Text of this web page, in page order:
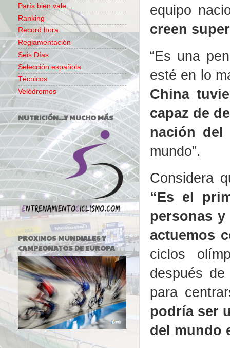
equipo
creen
“Es una
esté en lo
China
capaz de
nación del
mundo”.
Considera
“Es el
personas
actuemos
ciclos
después
para
podría ser
del mundo
París bien vale...
Ranking
Record hora
Reglamentación
Seis Días
Selección española
Técnicos
Velódromos
NUTRICIÓN...Y MUCHO MÁS
PROXIMOS MUNDIALES Y
CAMPEONATOS DE EUROPA